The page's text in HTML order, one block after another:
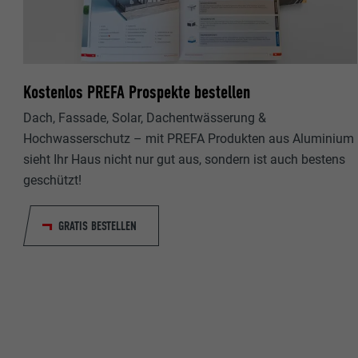
Kostenlos PREFA Prospekte bestellen
Dach, Fassade, Solar, Dachentwässerung &
Hochwasserschutz – mit PREFA Produkten aus Aluminium
sieht Ihr Haus nicht nur gut aus, sondern ist auch bestens
geschützt!
GRATIS BESTELLEN
Anbieter
Zweck